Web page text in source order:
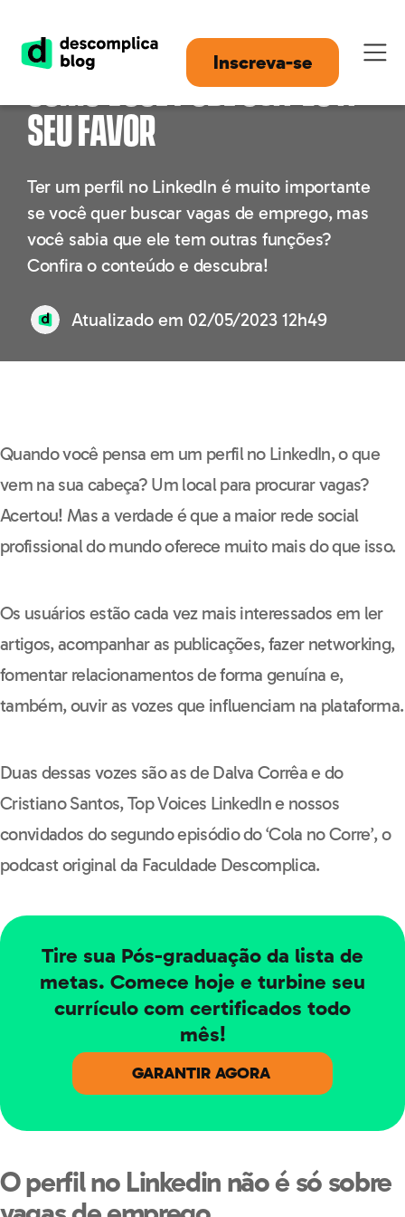
Inscreva-se
Perfil no Linkedin: saiba
como você pode usá-lo a
seu favor
Ter um perfil no LinkedIn é muito importante
se você quer buscar vagas de emprego, mas
você sabia que ele tem outras funções?
Confira o conteúdo e descubra!
Atualizado em 02/05/2023 12h49
Quando você pensa em um perfil no LinkedIn, o que
vem na sua cabeça? Um local para procurar vagas?
Acertou! Mas a verdade é que a maior rede social
profissional do mundo oferece muito mais do que isso.
Os usuários estão cada vez mais interessados em ler
artigos, acompanhar as publicações, fazer networking,
fomentar relacionamentos de forma genuína e,
também, ouvir as vozes que influenciam na plataforma.
Duas dessas vozes são as de Dalva Corrêa e do
Cristiano Santos, Top Voices LinkedIn e nossos
convidados do segundo episódio do ‘Cola no Corre’, o
podcast original da Faculdade Descomplica.
Tire sua Pós-graduação da lista de
metas. Comece hoje e turbine seu
currículo com certificados todo
mês!
GARANTIR AGORA
O perfil no Linkedin não é só sobre